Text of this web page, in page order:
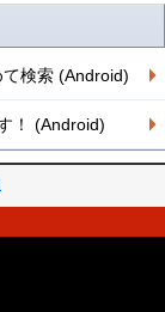
検索 (Android)
！ (Android)